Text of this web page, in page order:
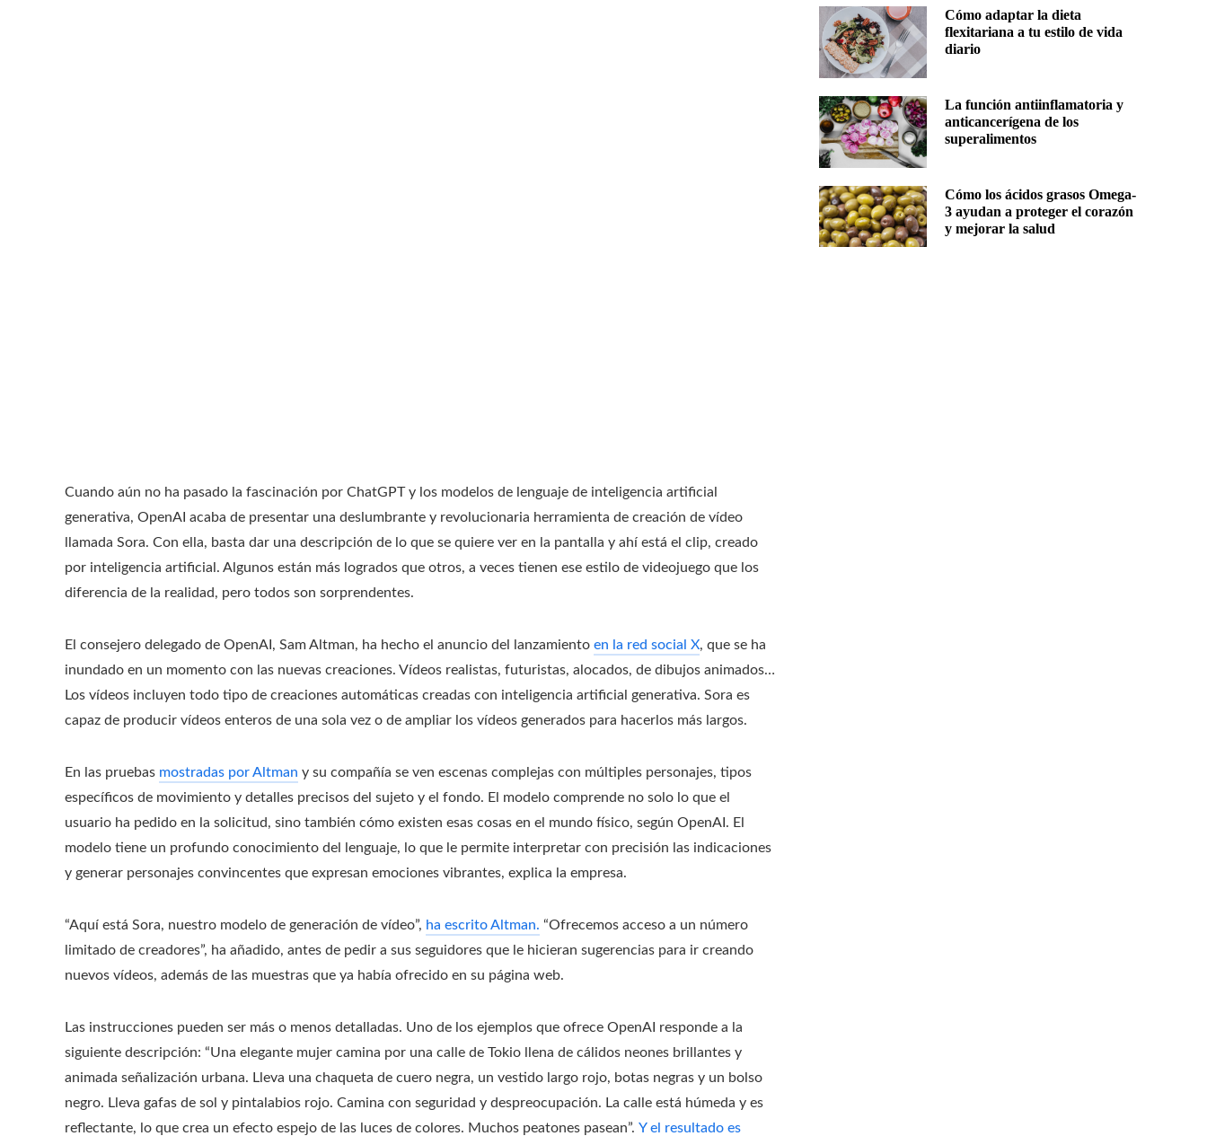
Cuando aún no ha pasado la fascinación por ChatGPT y los modelos de lenguaje de inteligencia artificial
generativa, OpenAI acaba de presentar una deslumbrante y revolucionaria herramienta de creación de vídeo
llamada Sora. Con ella, basta dar una descripción de lo que se quiere ver en la pantalla y ahí está el clip, creado
por inteligencia artificial. Algunos están más logrados que otros, a veces tienen ese estilo de videojuego que los
diferencia de la realidad, pero todos son sorprendentes.
El consejero delegado de OpenAI, Sam Altman, ha hecho el anuncio del lanzamiento en la red social X, que se ha
inundado en un momento con las nuevas creaciones. Vídeos realistas, futuristas, alocados, de dibujos animados…
Los vídeos incluyen todo tipo de creaciones automáticas creadas con inteligencia artificial generativa. Sora es
capaz de producir vídeos enteros de una sola vez o de ampliar los vídeos generados para hacerlos más largos.
En las pruebas mostradas por Altman y su compañía se ven escenas complejas con múltiples personajes, tipos
específicos de movimiento y detalles precisos del sujeto y el fondo. El modelo comprende no solo lo que el
usuario ha pedido en la solicitud, sino también cómo existen esas cosas en el mundo físico, según OpenAI. El
modelo tiene un profundo conocimiento del lenguaje, lo que le permite interpretar con precisión las indicaciones
y generar personajes convincentes que expresan emociones vibrantes, explica la empresa.
“Aquí está Sora, nuestro modelo de generación de vídeo”, ha escrito Altman. “Ofrecemos acceso a un número
limitado de creadores”, ha añadido, antes de pedir a sus seguidores que le hicieran sugerencias para ir creando
nuevos vídeos, además de las muestras que ya había ofrecido en su página web.
Las instrucciones pueden ser más o menos detalladas. Uno de los ejemplos que ofrece OpenAI responde a la
siguiente descripción: “Una elegante mujer camina por una calle de Tokio llena de cálidos neones brillantes y
animada señalización urbana. Lleva una chaqueta de cuero negra, un vestido largo rojo, botas negras y un bolso
negro. Lleva gafas de sol y pintalabios rojo. Camina con seguridad y despreocupación. La calle está húmeda y es
reflectante, lo que crea un efecto espejo de las luces de colores. Muchos peatones pasean”. Y el resultado es
Cómo adaptar la dieta
flexitariana a tu estilo de vida
diario
La función antiinflamatoria y
anticancerígena de los
superalimentos
Cómo los ácidos grasos Omega-
3 ayudan a proteger el corazón
y mejorar la salud